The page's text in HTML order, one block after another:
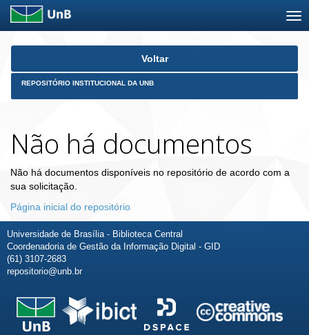
Skip
Voltar
REPOSITÓRIO INSTITUCIONAL DA UNB
Não há documentos
Não há documentos disponíveis no repositório de acordo com a
sua solicitação.
Página inicial do repositório
Universidade de Brasília - Biblioteca Central
Coordenadoria de Gestão da Informação Digital - GID
(61) 3107-2683
repositorio@unb.br